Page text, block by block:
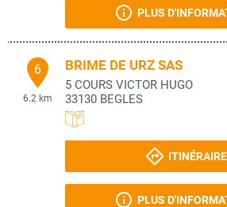
PLUS
6
6.2 km
BRIME DE URZ SAS
5 COURS VICTOR HUGO
33130 BEGLES
ITINÉRAIRE
PLUS